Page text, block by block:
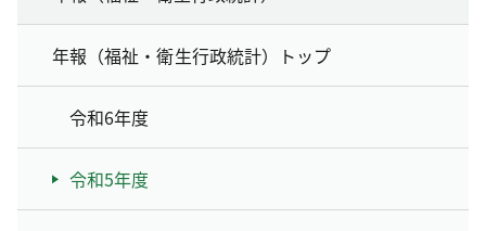
年報（福祉・衛生行政統計）トップ
令和6年度
令和5年度